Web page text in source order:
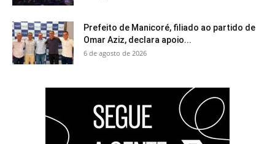
Prefeito de Manicoré, filiado ao partido de
Omar Aziz, declara apoio...
6 de agosto de 2026